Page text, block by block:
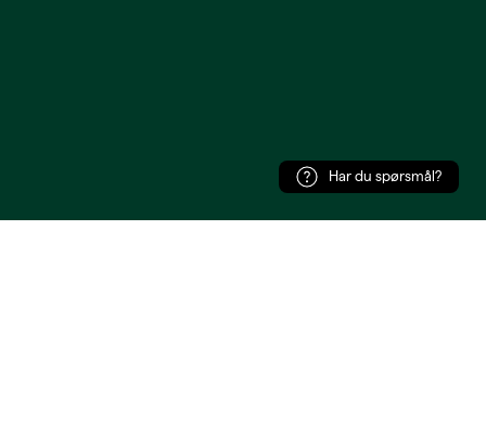
Har du spørsmål?